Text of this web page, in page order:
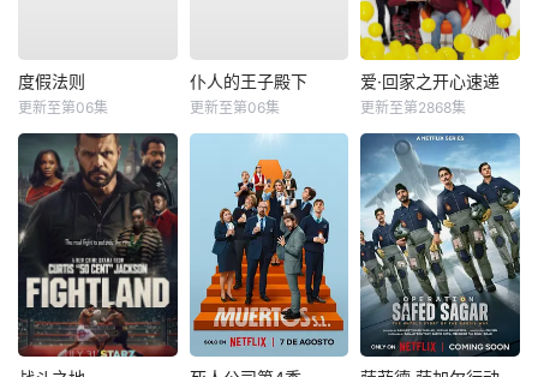
度假法则
更新至第06集
仆人的王子殿下
更新至第06集
爱·回家之开心速递
更新至第2868集